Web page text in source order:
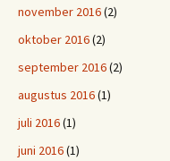
november 2016(2)
oktober 2016(2)
september 2016(2)
augustus 2016(1)
juli 2016(1)
juni 2016(1)